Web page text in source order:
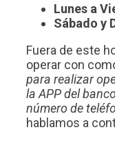
Lunes a
Sábado y
Fuera de este
operar con
para realizar
la APP del
número de
hablamos a